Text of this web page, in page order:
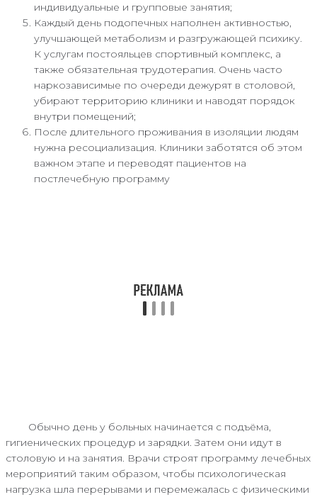
индивидуальные и групповые занятия;
Каждый день подопечных наполнен активностью,
улучшающей метаболизм и разгружающей психику.
К услугам постояльцев спортивный комплекс, а
также обязательная трудотерапия. Очень часто
наркозависимые по очереди дежурят в столовой,
убирают территорию клиники и наводят порядок
внутри помещений;
После длительного проживания в изоляции людям
нужна ресоциализация. Клиники заботятся об этом
важном этапе и переводят пациентов на
постлечебную программу
Обычно день у больных начинается с подъёма,
гигиенических процедур и зарядки. Затем они идут в
столовую и на занятия. Врачи строят программу лечебных
мероприятий таким образом, чтобы психологическая
нагрузка шла перерывами и перемежалась с физическими